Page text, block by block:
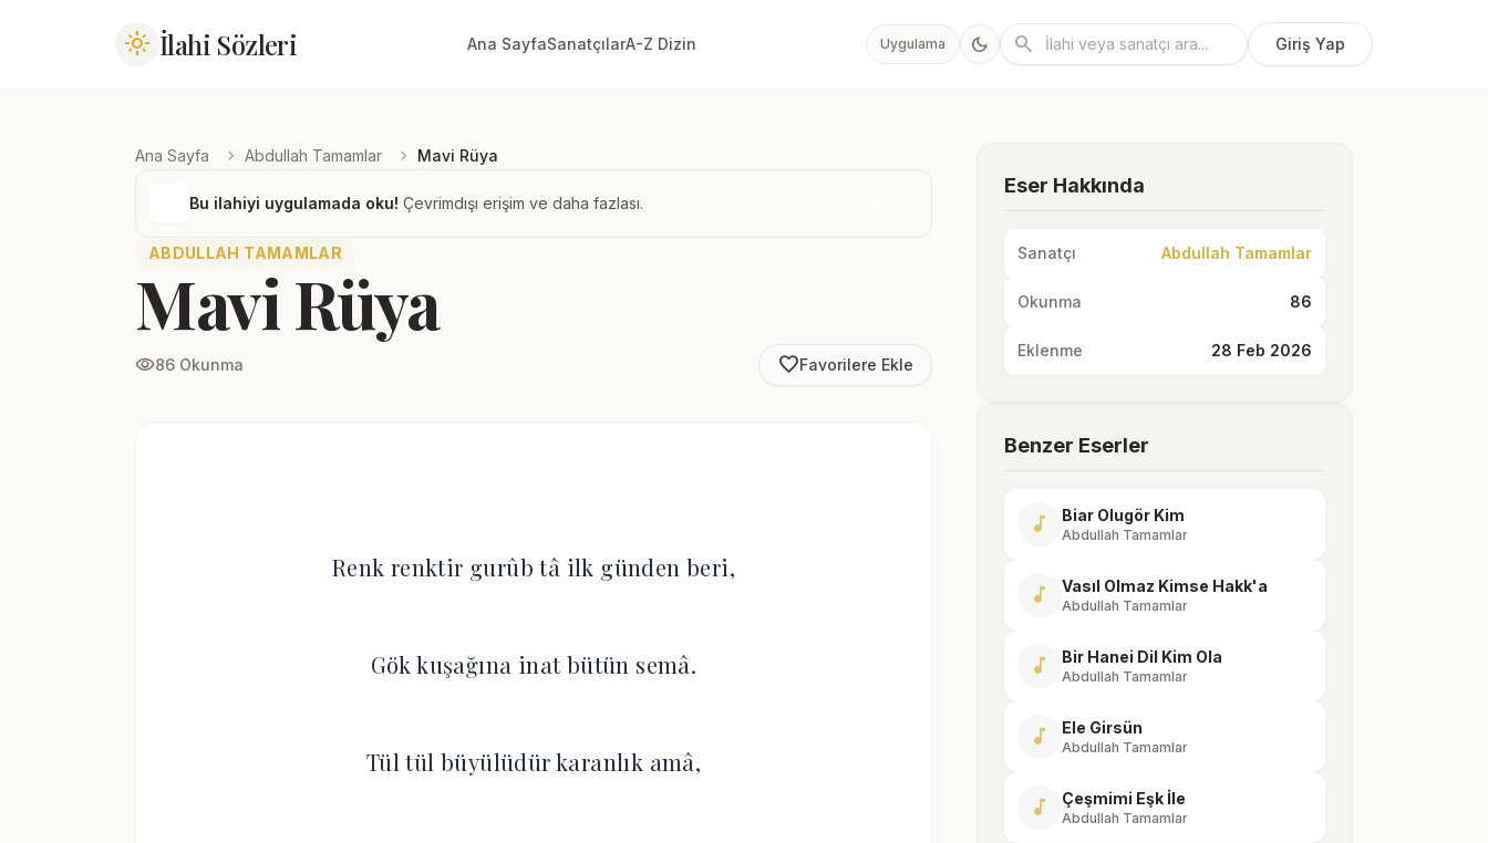
light_mode İlahi Sözleri Ana SayfaSanatçılarA-Z Dizin Uygulama dark_mode search Giriş Yap
Ana Sayfa chevron_right Abdullah Tamamlar chevron_right Mavi Rüya
Bu ilahiyi uygulamada oku! Çevrimdışı erişim ve daha fazlası.
ABDULLAH TAMAMLAR
Mavi Rüya
visibility86 Okunma favorite_borderFavorilere Ekle
Renk renktir gurûb tâ ilk günden beri,
Gök kuşağına inat bütün semâ.
Tül tül büyülüdür karanlık amâ,
Eser Hakkında
Sanatçı Abdullah Tamamlar
Okunma 86
Eklenme 28 Feb 2026
Benzer Eserler
music_note Biar Olugör Kim
Abdullah Tamamlar
music_note Vasıl Olmaz Kimse Hakk'a
Abdullah Tamamlar
music_note Bir Hanei Dil Kim Ola
Abdullah Tamamlar
music_note Ele Girsün
Abdullah Tamamlar
music_note Çeşmimi Eşk İle
Abdullah Tamamlar